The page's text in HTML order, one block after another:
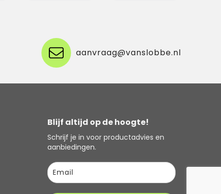
aanvraag@vanslobbe.nl
Blijf altijd op de hoogte!
Schrijf je in voor productadvies en
aanbiedingen.